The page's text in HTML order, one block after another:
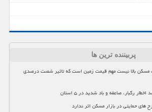
پربیننده ترین ها
مسکن بالا نیست مهم قیمت زمین است که تاثیر شصت درصدی
رگبار، صاعقه و باد شدید در ۵ استان
های حمایتی در بازار مسکن اثر ندارد